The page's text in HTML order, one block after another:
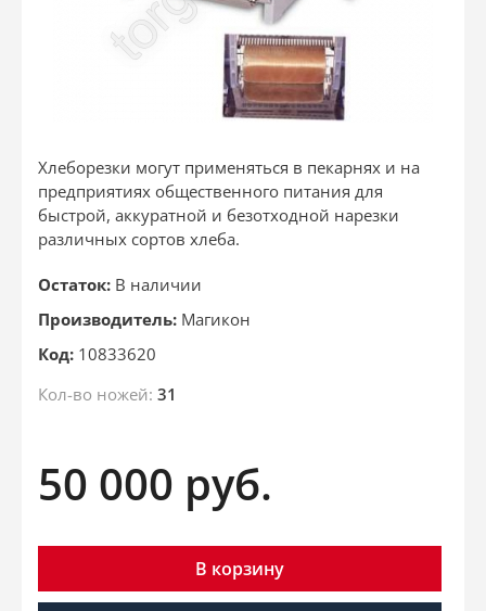
Хлеборезки могут применяться в пекарнях и на
предприятиях общественного питания для
быстрой, аккуратной и безотходной нарезки
различных сортов хлеба.
Остаток: В наличии
Производитель: Магикон
Код: 10833620
Кол-во ножей: 31
50 000 руб.
В корзину